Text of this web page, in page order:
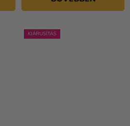
KIÁRUSÍTÁS